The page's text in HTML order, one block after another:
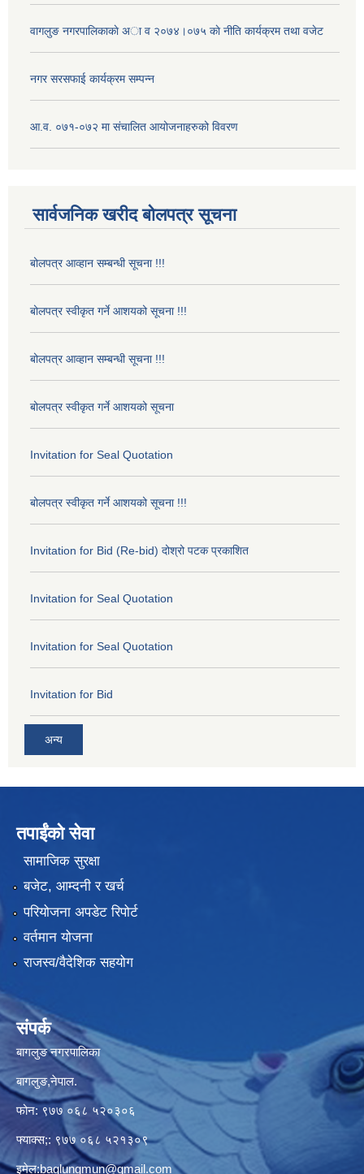
वागलुङ नगरपालिकाकाे अा‍ व २०७४।०७५ काे नीति कार्यक्रम तथा वजेट
नगर सरसफाई कार्यक्रम सम्पन्न
आ.व. ०७१-०७२ मा संचालित आयोजनाहरुको विवरण
सार्वजनिक खरीद बोलपत्र सूचना
बोलपत्र आव्हान सम्बन्धी सूचना !!!
बोलपत्र स्वीकृत गर्ने आशयको सूचना !!!
बोलपत्र आव्हान सम्बन्धी सूचना !!!
बोलपत्र स्वीकृत गर्ने आशयको सूचना
Invitation for Seal Quotation
बोलपत्र स्वीकृत गर्ने आशयको सूचना !!!
Invitation for Bid (Re-bid) दोश्रो पटक प्रकाशित
Invitation for Seal Quotation
Invitation for Seal Quotation
Invitation for Bid
अन्य
तपाईंको सेवा
सामाजिक सुरक्षा
बजेट, आम्दनी र खर्च
परियोजना अपडेट रिपोर्ट
वर्तमान योजना
राजस्व/वैदेशिक सहयोग
संपर्क
बागलुङ नगरपालिका
बागलुङ,नेपाल.
फोन: ९७७ ०६८ ५२०३०६
फ्याक्स;: ९७७ ०६८ ५२१३०९
इमेल:baglungmun@gmail.com